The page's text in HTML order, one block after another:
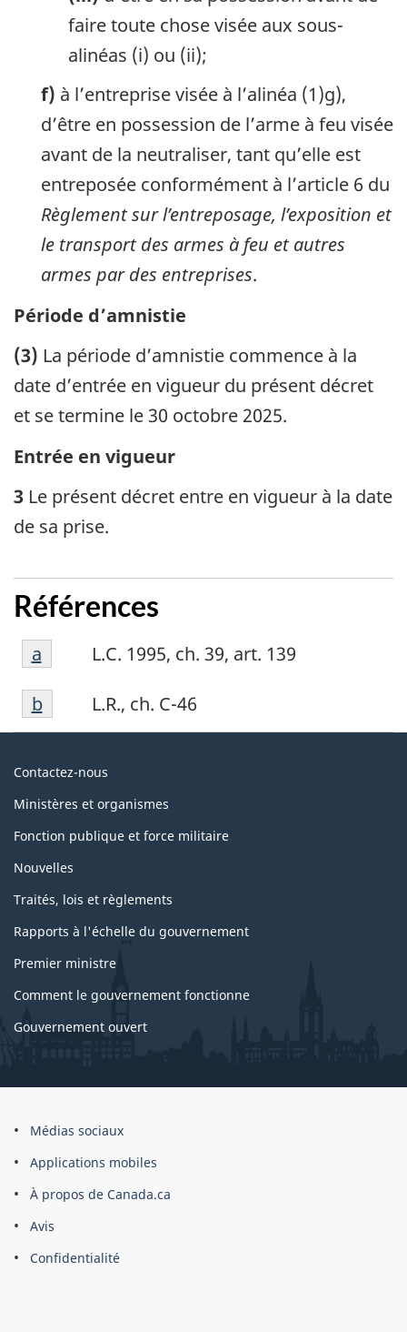
faire toute chose visée aux sous-
alinéas (i) ou (ii);
f) à l’entreprise visée à l’alinéa (1)g),
d’être en possession de l’arme à feu visée
avant de la neutraliser, tant qu’elle est
entreposée conformément à l’article 6 du
Règlement sur l’entreposage, l’exposition et
le transport des armes à feu et autres
armes par des entreprises.
Période d’amnistie
(3) La période d’amnistie commence à la
date d’entrée en vigueur du présent décret
et se termine le 30 octobre 2025.
Entrée en vigueur
3 Le présent décret entre en vigueur à la date
de sa prise.
Références
Référence
a
L.C. 1995, ch. 39, art. 139
Retour à la référence de la note de bas de
a
Référence
b
L.R., ch. C-46
Retour à la référence de la note de bas de
b
Au
du
gouvernement
Contactez-nous
Ministères et organismes
Fonction publique et force militaire
Nouvelles
Traités, lois et règlements
Rapports à l'échelle du gouvernement
Premier ministre
Comment le gouvernement fonctionne
Gouvernement ouvert
À
propos
du
site
Médias sociaux
Applications mobiles
À propos de Canada.ca
Avis
Confidentialité